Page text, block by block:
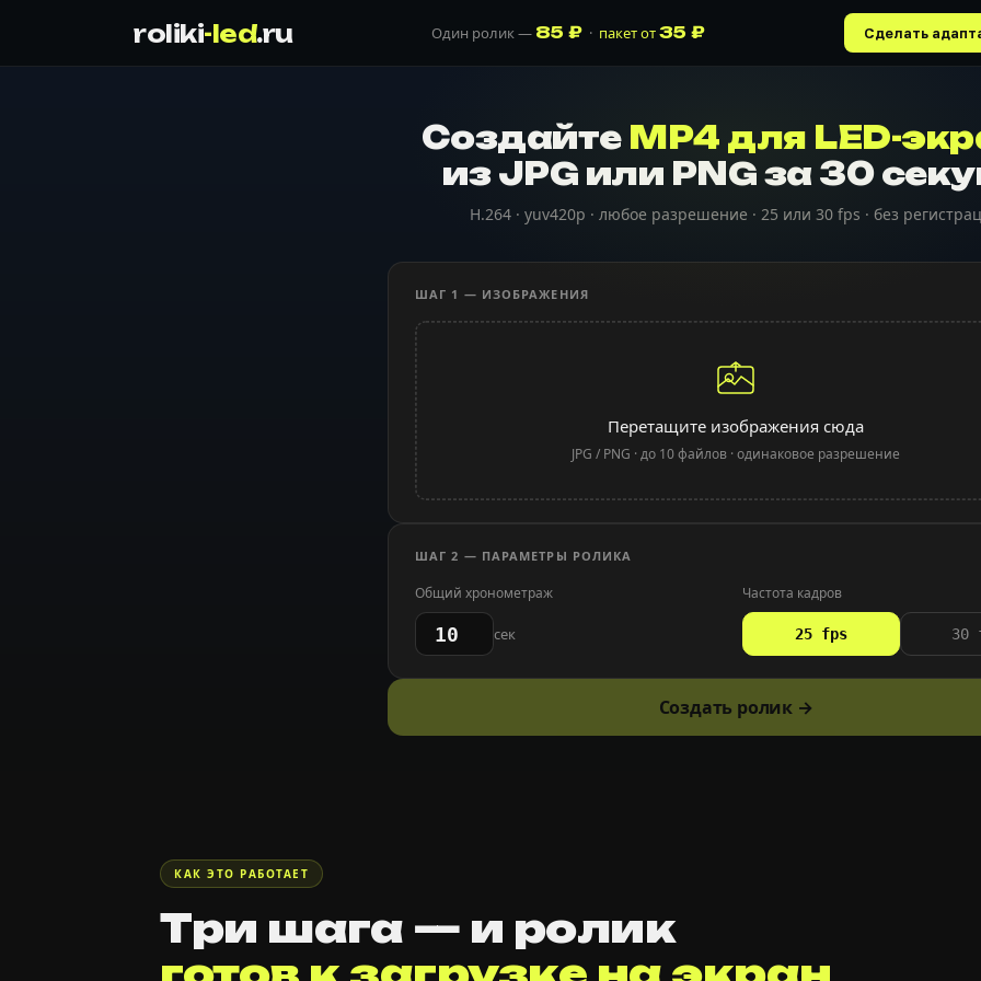
roliki-led.ru Один ролик — 85 ₽ · пакет от35 ₽ Сделать
Создайте MP4 для LED-
из JPG или PNG за 30
H.264 · yuv420p · любое разрешение · 25 или 30 fps · без
ШАГ 1 — ИЗОБРАЖЕНИЯ
Перетащите изображения сюда
JPG / PNG · до 10 файлов · одинаковое разрешение
ШАГ 2 — ПАРАМЕТРЫ РОЛИКА
Общий хронометраж
сек
Частота кадров
25 fps 30
Создать ролик →
КАК ЭТО РАБОТАЕТ
Три шага — и ролик